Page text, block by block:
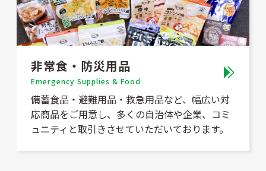
非常食・防災用品
Emergency Supplies & Food
備蓄食品・避難用品・救急用品など、幅広い対
応商品をご用意し、多くの自治体や企業、コミ
ュニティと取引きさせていただいております。